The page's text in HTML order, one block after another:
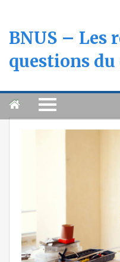
BNUS – Les
questions